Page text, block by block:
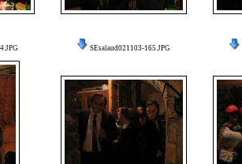
SEsalaud021103-165.JPG